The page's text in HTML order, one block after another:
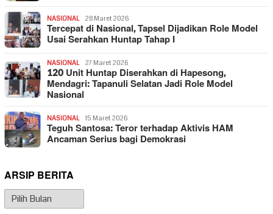
NASIONAL 28 Maret 2026
Tercepat di Nasional, Tapsel Dijadikan Role Model
Usai Serahkan Huntap Tahap I
NASIONAL 27 Maret 2026
120 Unit Huntap Diserahkan di Hapesong,
Mendagri: Tapanuli Selatan Jadi Role Model
Nasional
NASIONAL 15 Maret 2026
Teguh Santosa: Teror terhadap Aktivis HAM
Ancaman Serius bagi Demokrasi
ARSIP BERITA
Arsip
Berita